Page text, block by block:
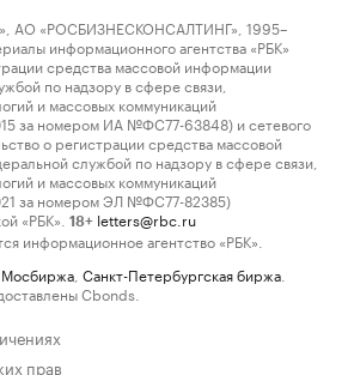
АО «РОСБИЗНЕСКОНСАЛТИНГ», 1995–
информационного агентства «РБК»
средства массовой информации
по надзору в сфере связи,
и массовых коммуникаций
за номером ИА №ФС77-63848) и сетевого
о регистрации средства массовой
службой по надзору в сфере связи,
и массовых коммуникаций
за номером ЭЛ №ФС77-82385)
«РБК».
18+ letters@rbc.ru
информационное агентство «РБК».
Мосбиржа Санкт-Петербургская биржа
Cbonds.
прав